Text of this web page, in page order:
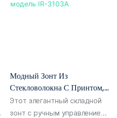
Модный Зонт Из
Стекловолокна С Принтом,
Складывающийся Втрое,
Модель IR-3103A
Этот элегантный складной
зонт с ручным управлением